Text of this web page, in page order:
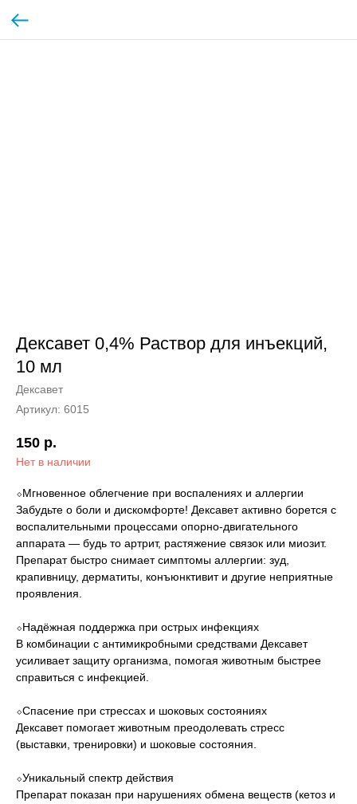
Дексавет 0,4% Раствор для инъекций,
10 мл
Дексавет
Артикул: 6015
150 р.
Нет в наличии
⬦Мгновенное облегчение при воспалениях и аллергии
Забудьте о боли и дискомфорте! Дексавет активно борется с
воспалительными процессами опорно-двигательного
аппарата — будь то артрит, растяжение связок или миозит.
Препарат быстро снимает симптомы аллергии: зуд,
крапивницу, дерматиты, конъюнктивит и другие неприятные
проявления.
⬦Надёжная поддержка при острых инфекциях
В комбинации с антимикробными средствами Дексавет
усиливает защиту организма, помогая животным быстрее
справиться с инфекцией.
⬦Спасение при стрессах и шоковых состояниях
Дексавет помогает животным преодолевать стресс
(выставки, тренировки) и шоковые состояния.
⬦Уникальный спектр действия
Препарат показан при нарушениях обмена веществ (кетоз и